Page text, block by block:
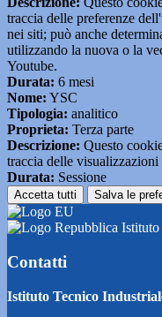
traccia delle preferenze
nei siti; può anche
utilizzando la nuova o la
Youtube.
Durata: 6 mesi
Nome: YSC
Tipologia: analitico
Proprieta: Terza parte
Descrizione: Questo
traccia delle
Durata: Sessione
Accetta tutti Salva le
Istituto
Contatti
Istituto Tecnico